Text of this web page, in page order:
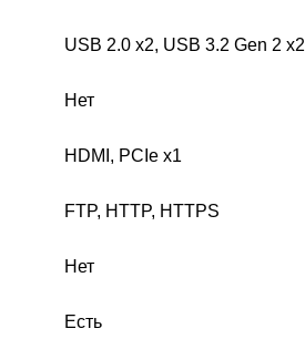
USB 2.0 x2, USB 3.2 Gen 2 x2
Нет
HDMI, PCIe x1
FTP, HTTP, HTTPS
Нет
Есть